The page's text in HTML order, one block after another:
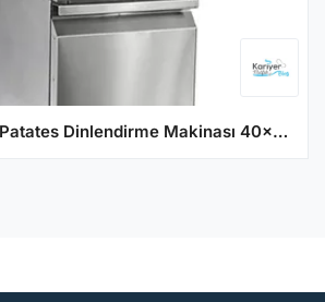
Pimak Elektrikli Patates Dinlendirme Makinası 40x90x85 90SD-M168E